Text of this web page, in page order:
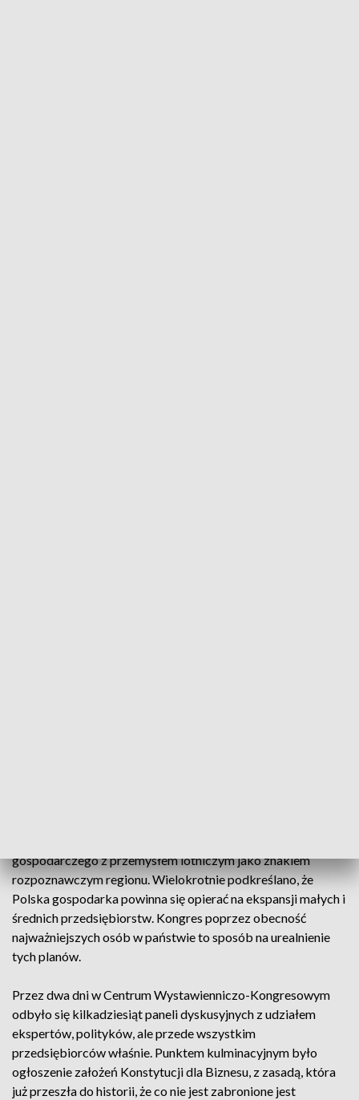
gospodarczego z przemysłem lotniczym jako znakiem
rozpoznawczym regionu. Wielokrotnie podkreślano, że
Polska gospodarka powinna się opierać na ekspansji małych i
średnich przedsiębiorstw. Kongres poprzez obecność
najważniejszych osób w państwie to sposób na urealnienie
tych planów.
Przez dwa dni w Centrum Wystawienniczo-Kongresowym
odbyło się kilkadziesiąt paneli dyskusyjnych z udziałem
ekspertów, polityków, ale przede wszystkim
przedsiębiorców właśnie. Punktem kulminacyjnym było
ogłoszenie założeń Konstytucji dla Biznesu, z zasadą, która
już przeszła do historii, że co nie jest zabronione jest